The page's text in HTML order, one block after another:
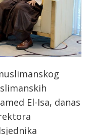
El-Isa, danas